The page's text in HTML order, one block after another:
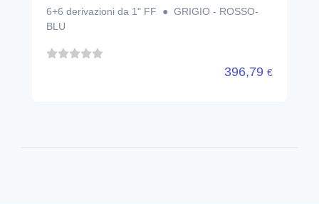
6+6 derivazioni da 1" FF ● GRIGIO - ROSSO-
BLU
396,79 €